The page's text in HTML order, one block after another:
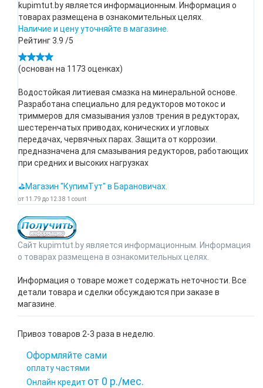
kupimtut.by является информационным. Информация о
товарах размещена в ознакомительных целях.
Наличие и цену уточняйте в магазине.
Рейтинг3.9 /5
(основан на 1173 оценках)
Водостойкая литиевая смазка на минеральной основе.
Разработана специально для редукторов мотокос и
триммеров для смазывания узлов трения в редукторах,
шестеренчатых приводах, конических и угловых
передачах, червячных парах. Защита от коррозии.
предназначена для смазывания редукторов, работающих
при средних и высоких нагрузках
⛳Магазин "КупимТут" в Барановичах.
от 11.79 до 12.38 1 count
Сайт kupimtut.by является информационным. Информация
о товарах размещена в ознакомительных целях.
Информация о товаре может содержать неточности. Все
детали товара и сделки обсуждаются при заказе в
магазине.
Привоз товаров 2-3 раза в неделю.
Оформляйте сами
оплату частями
Онлайн кредит от 0 р./мес.